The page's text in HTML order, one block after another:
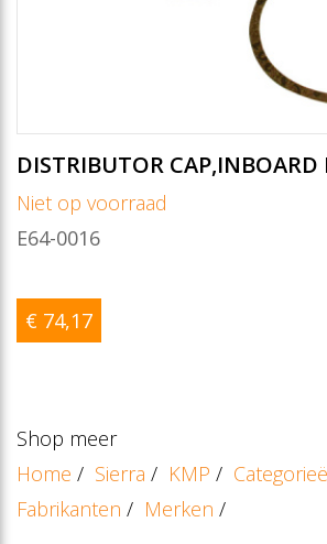
DISTRIBUTOR
Niet op voorraad
E64-0016
€ 74,17
Shop meer
Home / Sierra / KMP /
Fabrikanten / Merken /